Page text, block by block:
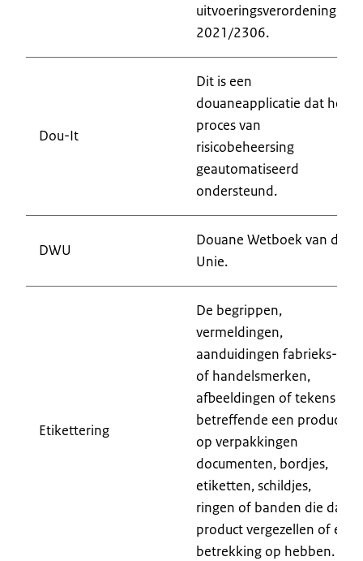
uitvoeringsverordening
2021/2306.
Dou-It
Dit is een
douaneapplicatie dat het
proces van
risicobeheersing
geautomatiseerd
ondersteund.
DWU
Douane Wetboek van de
Unie.
Etikettering
De begrippen,
vermeldingen,
aanduidingen fabrieks-
of handelsmerken,
afbeeldingen of tekens
betreffende een product
op verpakkingen
documenten, bordjes,
etiketten, schildjes,
ringen of banden die dat
product vergezellen of er
betrekking op hebben.